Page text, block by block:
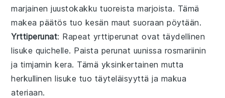
marjainen juustokakku tuoreista marjoista. Tämä
makea päätös tuo kesän maut suoraanpöytään.
Yrttiperunat: Rapeat yrttiperunat ovat täydellinen
lisuke quichelle. Paista perunat uunissa rosmariinin
ja timjamin kera. Tämä yksinkertainen mutta
herkullinen lisuke tuo täyteläisyyttä ja makua
ateriaan.